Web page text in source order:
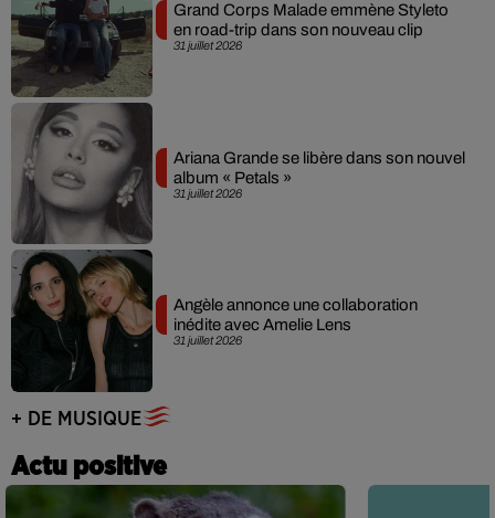
31 juillet 2026
Grand Corps Malade emmène Styleto
en road-trip dans son nouveau clip
31 juillet 2026
Ariana Grande se libère dans son nouvel
album « Petals »
31 juillet 2026
Angèle annonce une collaboration
inédite avec Amelie Lens
+ DE MUSIQUE
Actu positive